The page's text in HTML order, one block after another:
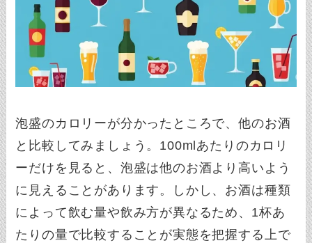
泡盛のカロリーが分かったところで、他のお酒
と比較してみましょう。100mlあたりのカロリ
ーだけを見ると、泡盛は他のお酒より高いよう
に見えることがあります。しかし、お酒は種類
によって飲む量や飲み方が異なるため、1杯あ
たりの量で比較することが実態を把握する上で